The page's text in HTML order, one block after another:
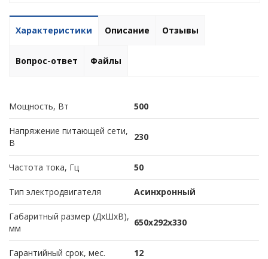
Характеристики Описание Отзывы
Вопрос-ответ Файлы
Мощность, Вт 500
Напряжение питающей сети,
В
230
Частота тока, Гц 50
Тип электродвигателя Асинхронный
Габаритный размер (ДхШхВ),
мм
650х292х330
Гарантийный срок, мес. 12